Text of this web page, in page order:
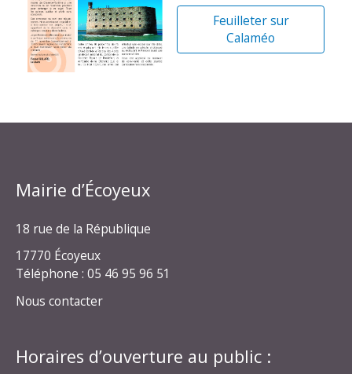
Feuilleter sur
Calaméo
Mairie d’Écoyeux
18 rue de la République
17770 Écoyeux
Téléphone : 05 46 95 96 51
Nous contacter
Horaires d’ouverture au public :